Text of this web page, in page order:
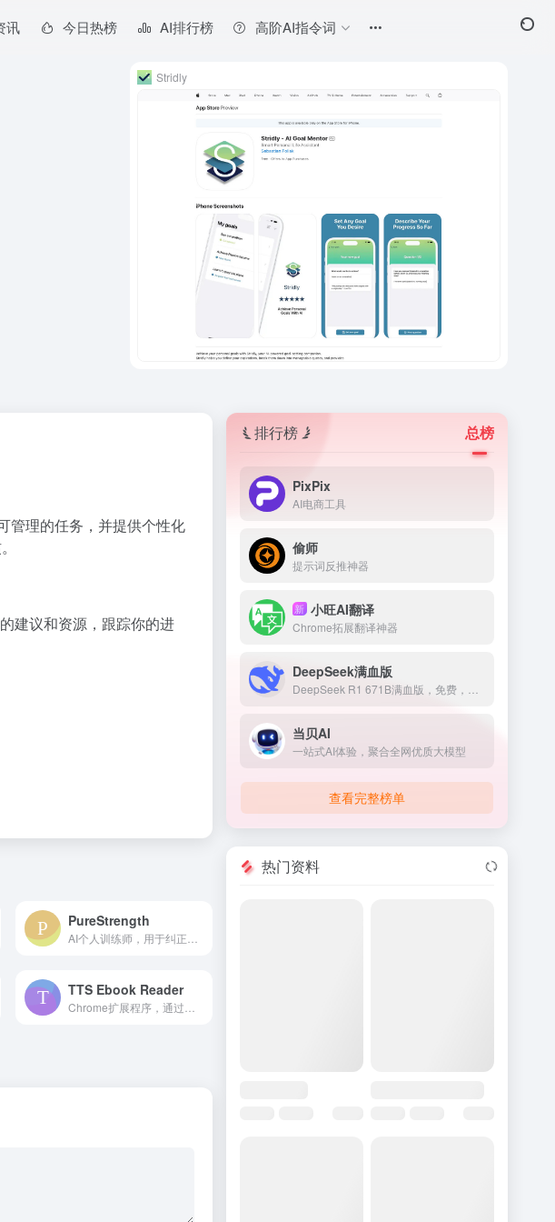
讯 今日热榜 AI排行榜 高阶AI指令词
Stridly
管理的任务，并提供个性化
建议和资源，跟踪你的进
PureStrength
TTS Ebook Reader
排行榜 总榜
PixPix
AI电商工具
偷师
提示词反推神器
新 小旺AI翻译
Chrome拓展翻译神器
DeepSeek满血版
当贝AI
一站式AI体验，聚合全网优质大模型
查看完整榜单
热门资料